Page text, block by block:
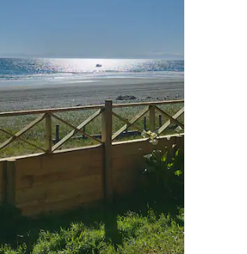
5,0 de 5. 15 evaluaciones